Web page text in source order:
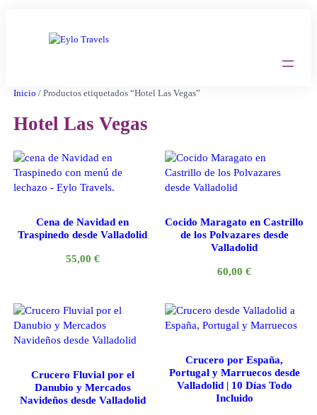
Inicio / Productos etiquetados “Hotel Las Vegas”
Hotel Las Vegas
Cena de Navidad en
Traspinedo desde Valladolid
55,00 €
Cocido Maragato en Castrillo
de los Polvazares desde
Valladolid
60,00€
Crucero Fluvial por el
Danubio y Mercados
Navideños desde Valladolid
Crucero por España,
Portugal y Marruecos desde
Valladolid | 10 Días Todo
Incluido